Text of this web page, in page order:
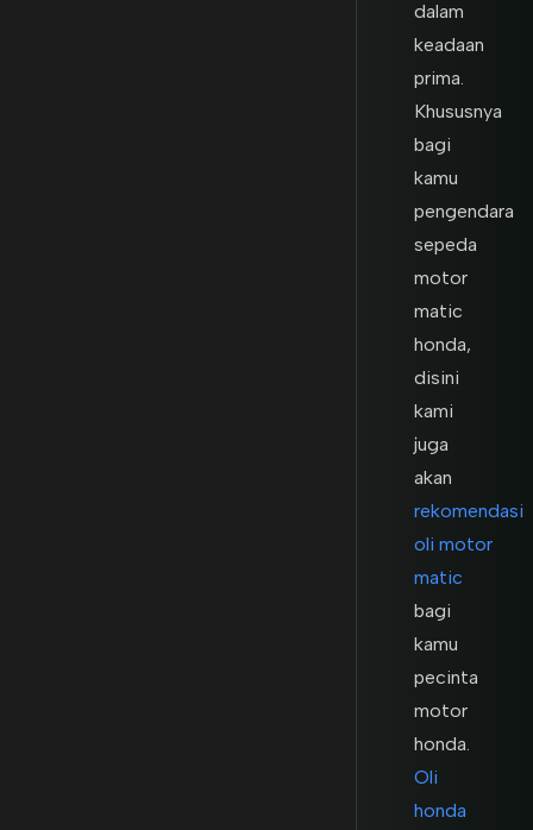
dalam
keadaan
prima.
Khususnya
bagi
kamu
pengendara
sepeda
motor
matic
honda,
disini
kami
juga
akan
rekomendasi
oli motor
matic
bagi
kamu
pecinta
motor
honda.
Oli
honda